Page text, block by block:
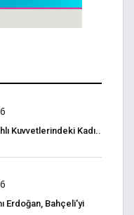
Kuvvetlerindeki Kadı..
Erdoğan, Bahçeli'yi